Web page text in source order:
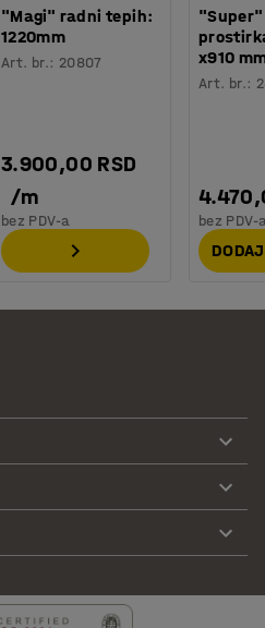
"Magi" radni tepih:
1220mm
Art. br.: 20807
3.900,00 RSD
/m
bez PDV-a
x910
Art. br.:
bez PDV-